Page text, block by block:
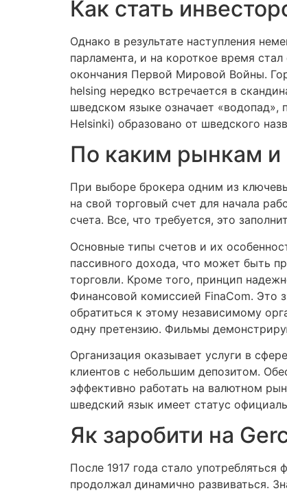
Как стать
Однако в результате наступления
парламента, и на короткое время
окончания Первой Мировой Войны.
helsing нередко встречается в
шведском языке означает «водопад»,
Helsinki) образовано от шведского
По каким рынкам и
При выборе брокера одним из
на свой торговый счет для начала
счета. Все, что требуется, это
Основные типы счетов и их
пассивного дохода, что может быть
торговли. Кроме того, принцип
Финансовой комиссией FinaCom. Это
обратиться к этому независимому
одну претензию. Фильмы
Организация оказывает услуги в
клиентов с небольшим депозитом.
эффективно работать на валютном
шведский язык имеет статус
Як заробити на
После 1917 года стало
продолжал динамично развиваться.